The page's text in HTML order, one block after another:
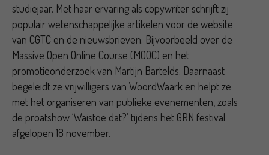
studiejaar. Met haar ervaring als copywriter schrijft zij
populair wetenschappelijke artikelen voor de website
van CGTC en de nieuwsbrieven. Bijvoorbeeld over de
Massive Open Online Course (MOOC) en het
promotieonderzoek van Martijn Bartelds. Daarnaast
begeleidt ze vrijwilligers van WoordWaark en helpt ze
met het organiseren van publieke evenementen, zoals
de proatshow ‘Waistoe dat?’ tijdens het GRN festival
afgelopen 18 november.